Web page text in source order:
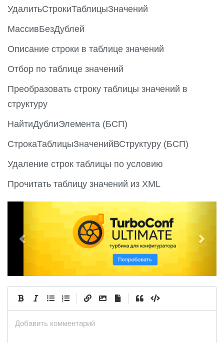
УдалитьСтрокиТаблицыЗначений
МассивБезДублей
Описание строки в таблице значений
Отбор по таблице значений
Преобразовать строку таблицы значений в
структуру
НайтиДублиЭлемента (БСП)
СтрокаТаблицыЗначенийВСтруктуру (БСП)
Удаление строк таблицы по условию
Прочитать таблицу значений из XML
e
o
x
Добавить комментарий